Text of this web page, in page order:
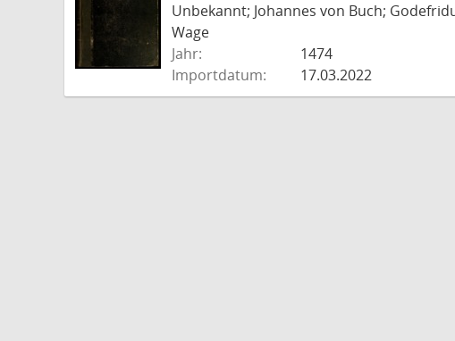
Unbekannt; Johannes von Buch;
Wage
Jahr:
1474
Importdatum:
17.03.2022